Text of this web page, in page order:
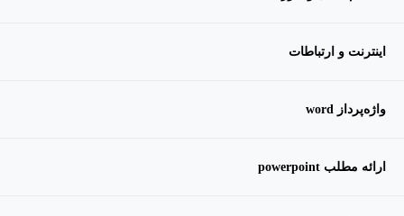
اینترنت و ارتباطات
واژه‌پرداز word
ارائه مطلب powerpoint